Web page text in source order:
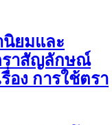
นิยมและ
าสัญลักษณ์
อง การใช้ตรา